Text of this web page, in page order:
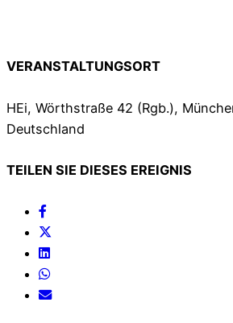
VERANSTALTUNGSORT
HEi, Wörthstraße 42 (Rgb.),
Deutschland
TEILEN SIE DIESES EREIGNIS